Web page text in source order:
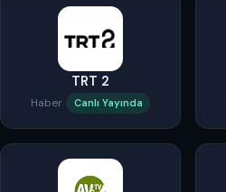
TRT 2
Haber Canlı Yayında